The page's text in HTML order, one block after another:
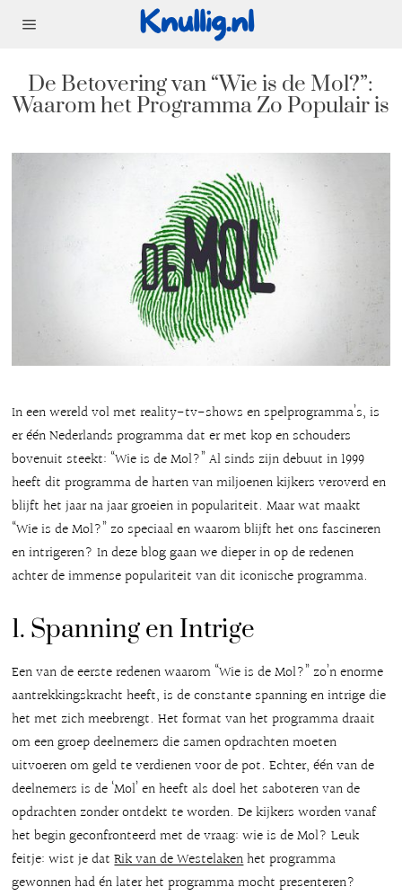
De Betovering van “Wie is de Mol?”:
Waarom het Programma Zo Populair is
In een wereld vol met reality-tv-shows en spelprogramma’s, is
er één Nederlands programma dat er met kop en schouders
bovenuit steekt: “Wie is de Mol?” Al sinds zijn debuut in 1999
heeft dit programma de harten van miljoenen kijkers veroverd en
blijft het jaar na jaar groeien in populariteit. Maar wat maakt
“Wie is de Mol?” zo speciaal en waarom blijft het ons fascineren
en intrigeren? In deze blog gaan we dieper in op de redenen
achter de immense populariteit van dit iconische programma.
1. Spanning en Intrige
Een van de eerste redenen waarom “Wie is de Mol?” zo’n enorme
aantrekkingskracht heeft, is de constante spanning en intrige die
het met zich meebrengt. Het format van het programma draait
om een groep deelnemers die samen opdrachten moeten
uitvoeren om geld te verdienen voor de pot. Echter, één van de
deelnemers is de ‘Mol’ en heeft als doel het saboteren van de
opdrachten zonder ontdekt te worden. De kijkers worden vanaf
het begin geconfronteerd met de vraag: wie is de Mol? Leuk
feitje: wist je datRik van de Westelakenhet programma
gewonnen had én later het programma mocht presenteren?